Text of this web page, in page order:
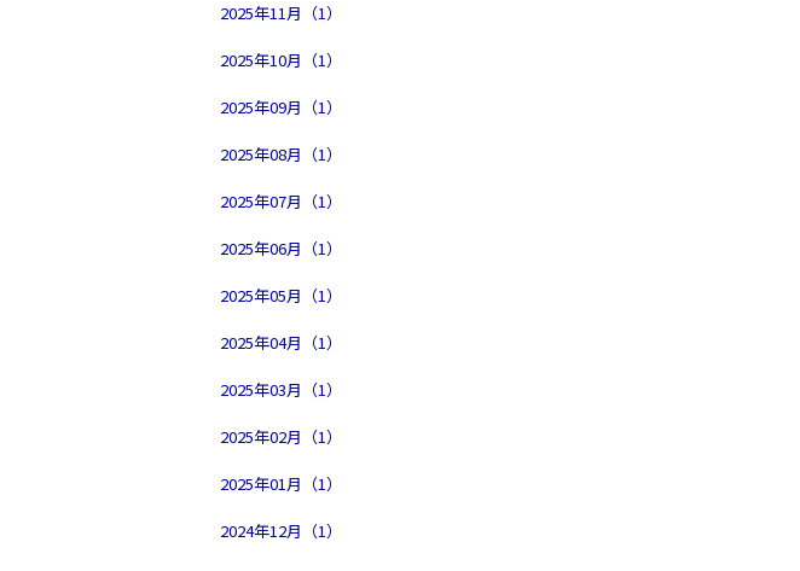
2025年11月（1）
2025年10月（1）
2025年09月（1）
2025年08月（1）
2025年07月（1）
2025年06月（1）
2025年05月（1）
2025年04月（1）
2025年03月（1）
2025年02月（1）
2025年01月（1）
2024年12月（1）